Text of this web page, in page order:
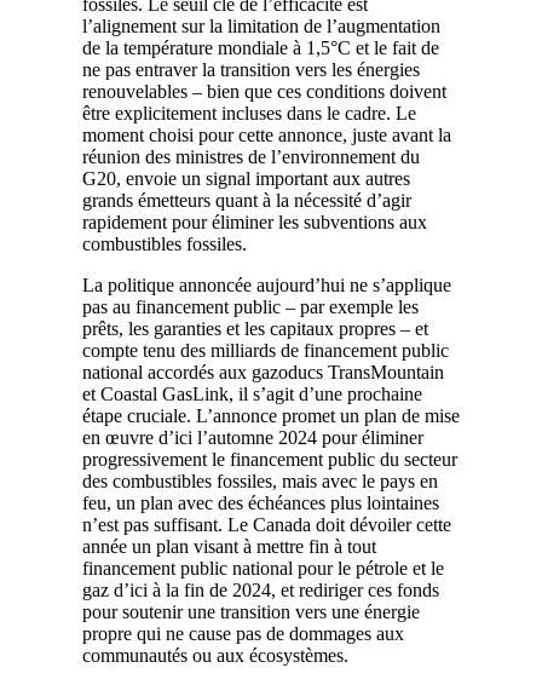
fossiles. Le seuil clé de l’efficacité est
l’alignement sur la limitation de l’augmentation
de la température mondiale à 1,5°C et le fait de
ne pas entraver la transition vers les énergies
renouvelables – bien que ces conditions doivent
être explicitement incluses dans le cadre. Le
moment choisi pour cette annonce, juste avant la
réunion des ministres de l’environnement du
G20, envoie un signal important aux autres
grands émetteurs quant à la nécessité d’agir
rapidement pour éliminer les subventions aux
combustibles fossiles.
La politique annoncée aujourd’hui ne s’applique
pas au financement public – par exemple les
prêts, les garanties et les capitaux propres – et
compte tenu des milliards de financement public
national accordés aux gazoducs TransMountain
et Coastal GasLink, il s’agit d’une prochaine
étape cruciale. L’annonce promet un plan de mise
en œuvre d’ici l’automne 2024 pour éliminer
progressivement le financement public du secteur
des combustibles fossiles, mais avec le pays en
feu, un plan avec des échéances plus lointaines
n’est pas suffisant. Le Canada doit dévoiler cette
année un plan visant à mettre fin à tout
financement public national pour le pétrole et le
gaz d’ici à la fin de 2024, et rediriger ces fonds
pour soutenir une transition vers une énergie
propre qui ne cause pas de dommages aux
communautés ou aux écosystèmes.